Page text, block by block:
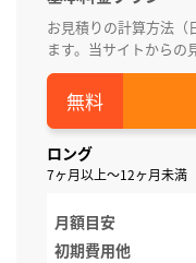
お見積りの計算方法（
ます。当サイトからの
ロング
7ヶ月以上～12ヶ月未満
月額目安
初期費用他